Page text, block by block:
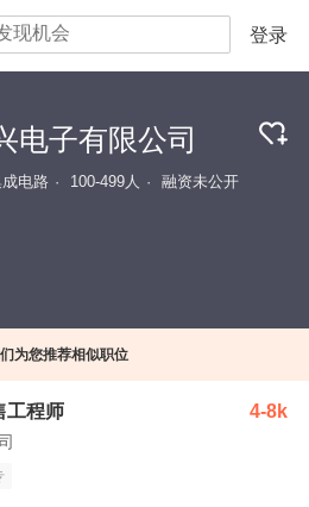
登录
电子有限公司
电路 100-499人 融资未公开
为您推荐相似职位
工程师 4-8k